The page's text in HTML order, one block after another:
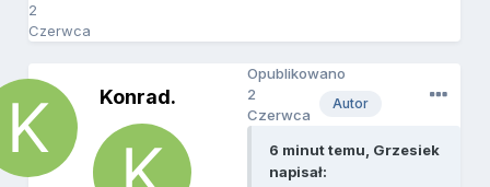
2
Czerwca
Konrad. Autor
Opublikowano
2
Czerwca
6 minut temu, Grzesiek
napisał: